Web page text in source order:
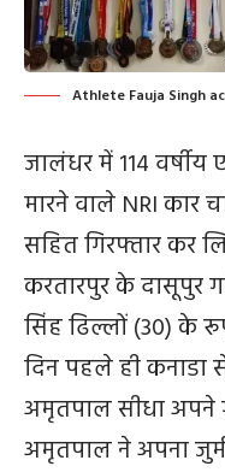
Athlete Fauja Singh
जालंधर में 114
मारने वाले NRI कार
सहित गिरफ्तार कर
करतारपुर के दासूपुर
सिंह ढिल्लों (30) के
दिन पहले ही कनाडा
अमृतपाल सीधा अपने
अमृतपाल ने अपना